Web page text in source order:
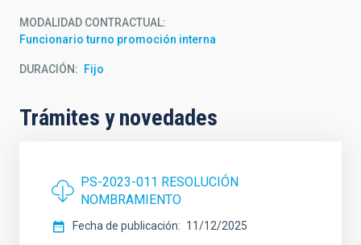
MODALIDAD CONTRACTUAL
Funcionario turno promoción interna
DURACIÓN Fijo
Trámites y novedades
PS-2023-011 RESOLUCIÓN
NOMBRAMIENTO
Fecha de publicación 11/12/2025